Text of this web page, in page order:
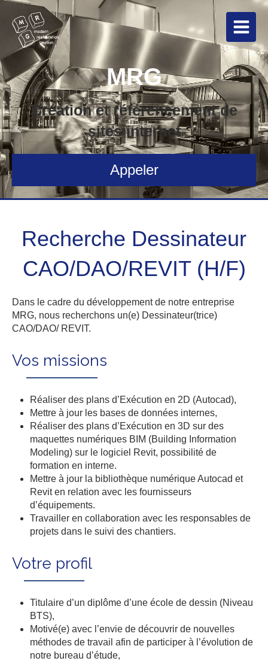
MRG
Création et référencement de
sites internet
Appeler
Recherche Dessinateur
CAO/DAO/REVIT (H/F)
Dans le cadre du développement de notre entreprise
MRG, nous recherchons un(e) Dessinateur(trice)
CAO/DAO/ REVIT.
Vos missions
Réaliser des plans d’Exécution en 2D (Autocad),
Mettre à jour les bases de données internes,
Réaliser des plans d’Exécution en 3D sur des
maquettes numériques BIM (Building Information
Modeling) sur le logiciel Revit, possibilité de
formation en interne.
Mettre à jour la bibliothèque numérique Autocad et
Revit en relation avec les fournisseurs
d’équipements.
Travailler en collaboration avec les responsables de
projets dans le suivi des chantiers.
Votre profil
Titulaire d’un diplôme d’une école de dessin (Niveau
BTS),
Motivé(e) avec l’envie de découvrir de nouvelles
méthodes de travail afin de participer à l’évolution de
notre bureau d’étude,